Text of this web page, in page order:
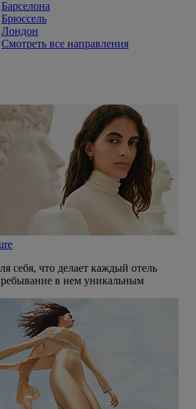
Барселона
Брюссель
Лондон
Смотреть все направления
себя, что делает каждый отель
в нем уникальным